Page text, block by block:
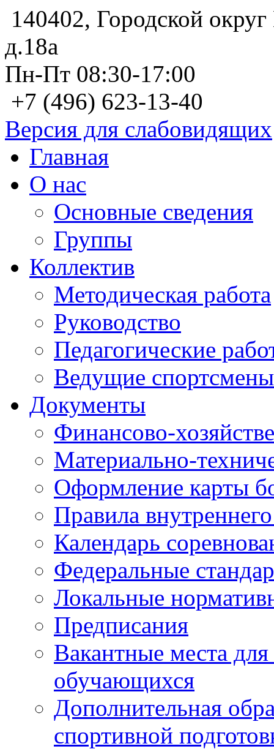
140402, Городской
д.18а
Пн-Пт 08:30-17:00
+7 (496) 623-13-40
Версия для слабовидящих
Главная
О нас
Основные сведения
Группы
Коллектив
Методическая работа
Руководство
Педагогические
Ведущие спортсмены
Документы
Финансово-
Материально-
Оформление карты
Правила
Календарь
Федеральные
Локальные
Предписания
Вакантные места
обучающихся
Дополнительная
спортивной